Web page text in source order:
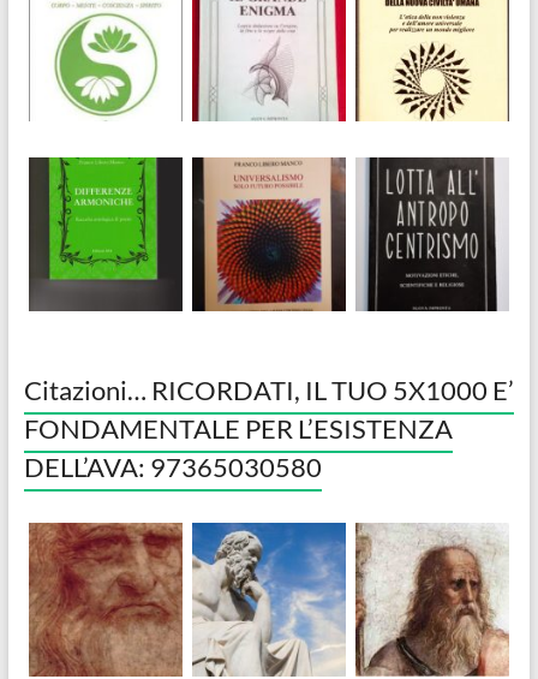
Citazioni… RICORDATI, IL TUO 5X1000 E’
FONDAMENTALE PER L’ESISTENZA
DELL’AVA: 97365030580